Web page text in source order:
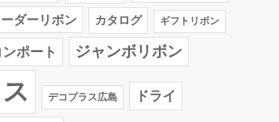
ダーリボン カタログ ギフトリボン
ンポート ジャンボリボン
デコプラス広島 ドライ